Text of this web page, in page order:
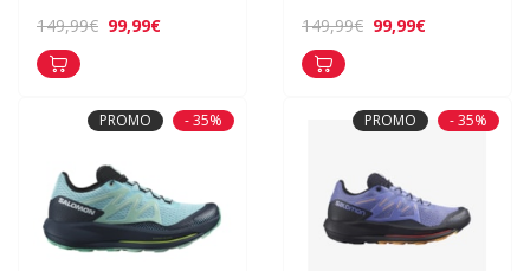
149,99€ 99,99€
149,99€ 99,99€
PROMO - 35% PROMO - 35%